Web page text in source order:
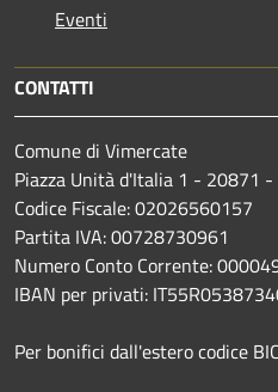
Eventi
CONTATTI
Comune di Vimercate
Piazza Unità d'Italia 1 - 20871
Codice Fiscale: 02026560157
Partita IVA: 00728730961
Numero Conto Corrente:
IBAN per privati:
Per bonifici dall'estero codice